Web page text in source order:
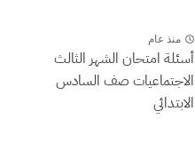
منذ عام
أسئلة امتحان الشهر الثالث
الاجتماعيات صف السادس
الابتدائي